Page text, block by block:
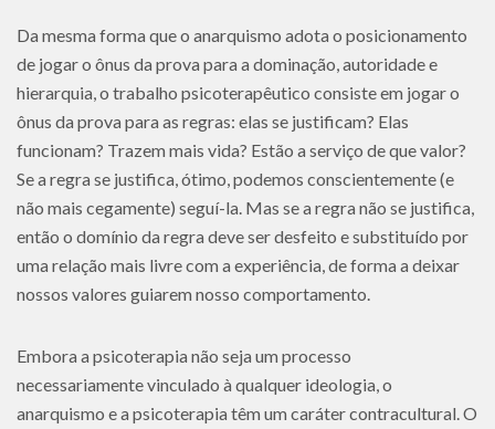
Da mesma forma que o anarquismo adota o posicionamento
de jogar o ônus da prova para a dominação, autoridade e
hierarquia, o trabalho psicoterapêutico consiste em jogar o
ônus da prova para as regras: elas se justificam? Elas
funcionam? Trazem mais vida? Estão a serviço de que valor?
Se a regra se justifica, ótimo, podemos conscientemente (e
não mais cegamente) seguí-la. Mas se a regra não se justifica,
então o domínio da regra deve ser desfeito e substituído por
uma relação mais livre com a experiência, de forma a deixar
nossos valores guiarem nosso comportamento.
Embora a psicoterapia não seja um processo
necessariamente vinculado à qualquer ideologia, o
anarquismo e a psicoterapia têm um caráter contracultural. O